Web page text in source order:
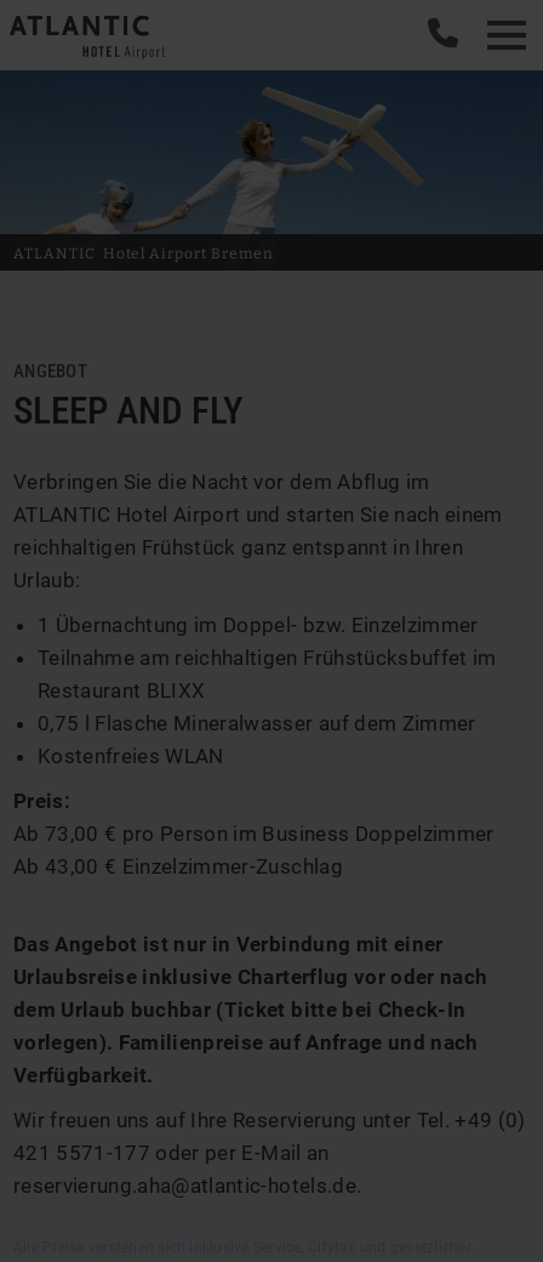
ATLANTIC Hotel Airport Bremen
ANGEBOT
SLEEP AND FLY
Verbringen Sie die Nacht vor dem Abflug im
ATLANTIC Hotel Airport und starten Sie nach einem
reichhaltigen Frühstück ganz entspannt in Ihren
Urlaub:
1 Übernachtung im Doppel- bzw. Einzelzimmer
Teilnahme am reichhaltigen Frühstücksbuffet im
Restaurant BLIXX
0,75 l Flasche Mineralwasser auf dem Zimmer
Kostenfreies WLAN
Preis:
Ab 73,00 € pro Person im Business Doppelzimmer
Ab 43,00 € Einzelzimmer-Zuschlag
Das Angebot ist nur in Verbindung mit einer
Urlaubsreise inklusive Charterflug vor oder nach
dem Urlaub buchbar (Ticket bitte bei Check-In
vorlegen). Familienpreise auf Anfrage und nach
Verfügbarkeit.
Wir freuen uns auf Ihre Reservierung unter Tel. +49 (0)
421 5571-177 oder per E-Mail an
reservierung.aha@atlantic-hotels.de.